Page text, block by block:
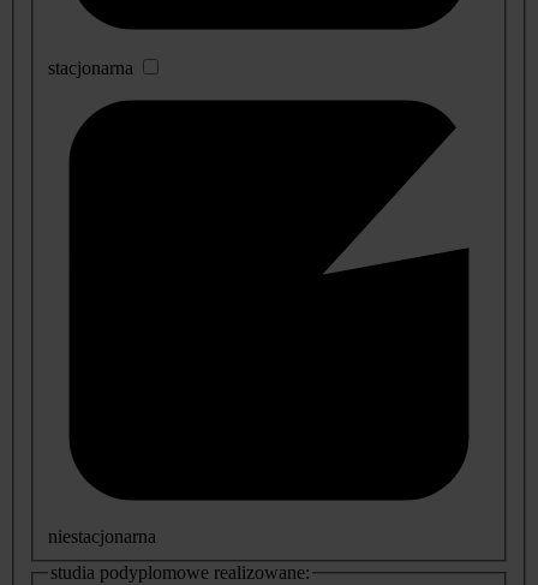
stacjonarna
niestacjonarna
studia podyplomowe realizowane: